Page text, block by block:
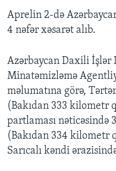
Aprelin 2-də
4 nəfər xəsarət alıb.
Azərbaycan Daxili
Minatəmizləmə
məlumatına görə,
(Bakıdan 333 kilometr
partlaması nəticəsində
(Bakıdan 334 kilometr
Sarıcalı kəndi